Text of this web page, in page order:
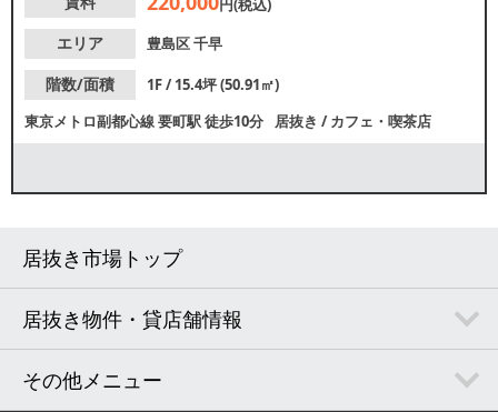
円(税込)
エリア
豊島区千早
階数/面積
1F / 15.4坪 (50.91㎡)
東京メトロ副都心線要町駅徒歩10分 居抜き /カフェ・喫茶店
居抜き市場トップ
居抜き物件・貸店舗情報
その他メニュー